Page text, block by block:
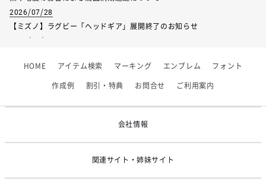
2026/07/28
【ミズノ】ラグビー「ヘッドギア」展開終了のお知らせ
2026/06/09
【アシックス】一部商品「生地の在庫限り」廃盤のお知らせ
HOME アイテム検索 マーキング エンブレム フォント
作成例 割引・特典 お問合せ ご利用案内
会社情報
関連サイト・姉妹サイト